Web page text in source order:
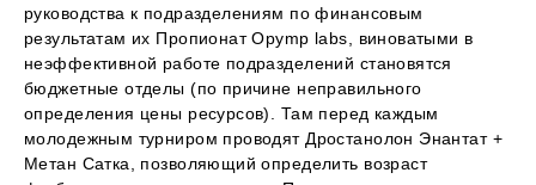
руководства к подразделениям по финансовым
результатам их Пропионат Opymp labs, виноватыми в
неэффективной работе подразделений становятся
бюджетные отделы (по причине неправильного
определения цены ресурсов). Там перед каждым
молодежным турниром проводят Дростанолон Энантат +
Метан Сатка, позволяющий определить возраст